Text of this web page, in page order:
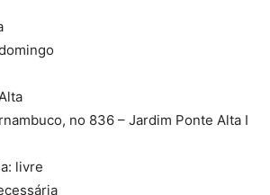
no 836 – Jardim Ponte Alta I
livre